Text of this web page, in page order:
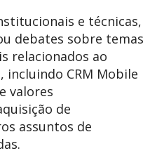
e técnicas,
debates sobre temas
relacionados ao
incluindo CRM Mobile
valores
de
assuntos de